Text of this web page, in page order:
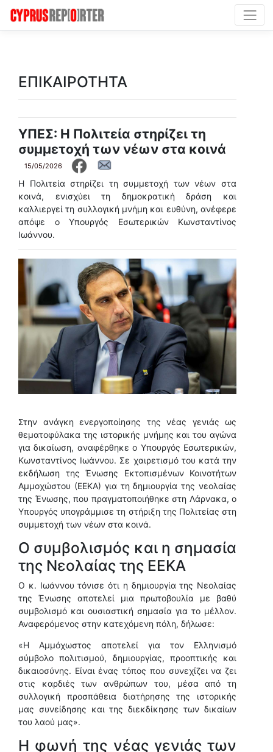
ΕΠΙΚΑΙΡΟΤΗΤΑ
ΥΠΕΣ: Η Πολιτεία στηρίζει τη
συμμετοχή των νέων στα κοινά
15/05/2026
Η Πολιτεία στηρίζει τη συμμετοχή των νέων στα
κοινά, ενισχύει τη δημοκρατική δράση και
καλλιεργεί τη συλλογική μνήμη και ευθύνη, ανέφερε
απόψε ο Υπουργός Εσωτερικών Κωνσταντίνος
Ιωάννου.
Στην ανάγκη ενεργοποίησης της νέας γενιάς ως
θεματοφύλακα της ιστορικής μνήμης και του αγώνα
για δικαίωση, αναφέρθηκε ο Υπουργός Εσωτερικών,
Κωνσταντίνος Ιωάννου. Σε χαιρετισμό του κατά την
εκδήλωση της Ένωσης Εκτοπισμένων Κοινοτήτων
Αμμοχώστου (ΕΕΚΑ) για τη δημιουργία της νεολαίας
της Ένωσης, που πραγματοποιήθηκε στη Λάρνακα, ο
Υπουργός υπογράμμισε τη στήριξη της Πολιτείας στη
συμμετοχή των νέων στα κοινά.
Ο συμβολισμός και η σημασία
της Νεολαίας της ΕΕΚΑ
Ο κ. Ιωάννου τόνισε ότι η δημιουργία της Νεολαίας
της Ένωσης αποτελεί μια πρωτοβουλία με βαθύ
συμβολισμό και ουσιαστική σημασία για το μέλλον.
Αναφερόμενος στην κατεχόμενη πόλη, δήλωσε:
«Η Αμμόχωστος αποτελεί για τον Ελληνισμό
σύμβολο πολιτισμού, δημιουργίας, προοπτικής και
δικαιοσύνης. Είναι ένας τόπος που συνεχίζει να ζει
στις καρδιές των ανθρώπων του, μέσα από τη
συλλογική προσπάθεια διατήρησης της ιστορικής
μας συνείδησης και της διεκδίκησης των δικαίων
του λαού μας».
Η φωνή της νέας γενιάς των